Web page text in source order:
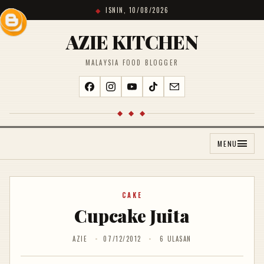
ISNIN, 10/08/2026
AZIE KITCHEN
MALAYSIA FOOD BLOGGER
◆ ◆ ◆
MENU
CAKE
Cupcake Juita
AZIE 07/12/2012 6 ULASAN